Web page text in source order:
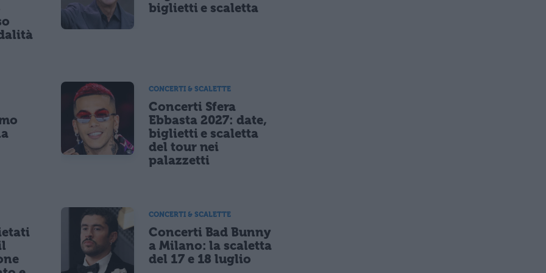
biglietti e scaletta
CONCERTI & SCALETTE
Concerti Sfera
Ebbasta 2027: date,
biglietti e scaletta
del tour nei
palazzetti
CONCERTI & SCALETTE
Concerti Bad Bunny
a Milano: la scaletta
del 17 e 18 luglio